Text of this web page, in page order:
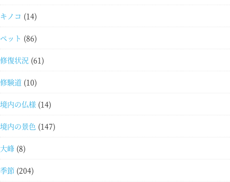
キノコ (14)
ペット (86)
修復状況 (61)
修験道 (10)
境内の仏様 (14)
境内の景色 (147)
大峰 (8)
季節 (204)